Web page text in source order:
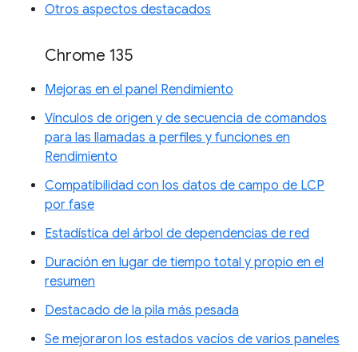
Otros aspectos destacados
Chrome 135
Mejoras en el panel Rendimiento
Vínculos de origen y de secuencia de comandos
para las llamadas a perfiles y funciones en
Rendimiento
Compatibilidad con los datos de campo de LCP
por fase
Estadística del árbol de dependencias de red
Duración en lugar de tiempo total y propio en el
resumen
Destacado de la pila más pesada
Se mejoraron los estados vacíos de varios paneles